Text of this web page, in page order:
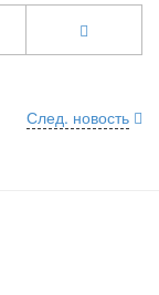
След. новость